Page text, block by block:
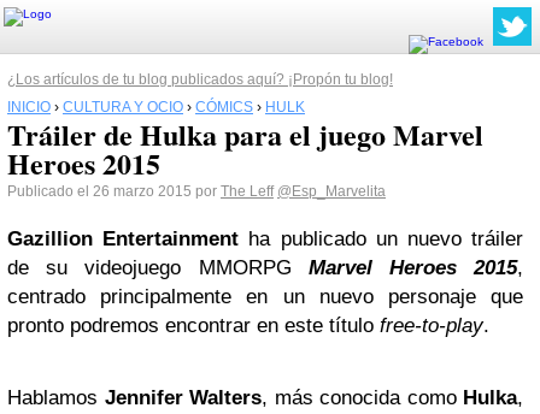
¿Los artículos de tu blog publicados aquí? ¡Propón tu blog!
INICIO › CULTURA Y OCIO › CÓMICS › HULK
Tráiler de Hulka para el juego Marvel
Heroes 2015
Publicado el 26 marzo 2015 por The Leff @Esp_Marvelita
Gazillion Entertainment ha publicado un nuevo tráiler
de su videojuego MMORPG Marvel Heroes 2015,
centrado principalmente en un nuevo personaje que
pronto podremos encontrar en este título free-to-play.
Hablamos Jennifer Walters, más conocida como Hulka,